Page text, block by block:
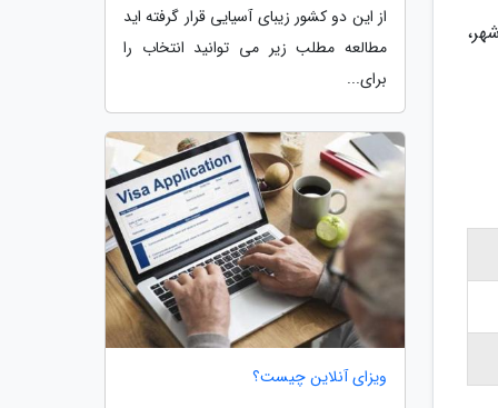
از این دو کشور زیبای آسیایی قرار گرفته اید
مطالعه مطلب زیر می توانید انتخاب را
برای...
ویزای آنلاین چیست؟